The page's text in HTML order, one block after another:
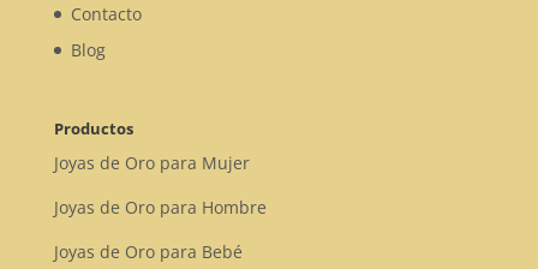
Contacto
Blog
Productos
Joyas de Oro para Mujer
Joyas de Oro para Hombre
Joyas de Oro para Bebé